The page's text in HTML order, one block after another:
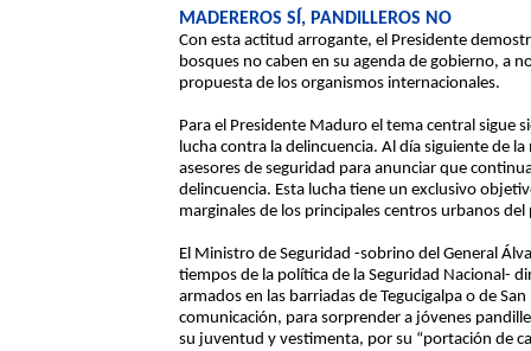
MADEREROS SÍ, PANDILLEROS NO
Con esta actitud arrogante, el Presidente
bosques no caben en su agenda de gobierno, a
propuesta de los organismos internacionales.
Para el Presidente Maduro el tema central sigue
lucha contra la delincuencia. Al día siguiente de
asesores de seguridad para anunciar que
delincuencia. Esta lucha tiene un exclusivo
marginales de los principales centros urbanos del
El Ministro de Seguridad -sobrino del General
tiempos de la política de la Seguridad Nacional-
armados en las barriadas de Tegucigalpa o de
comunicación, para sorprender a jóvenes
su juventud y vestimenta, por su “portación de